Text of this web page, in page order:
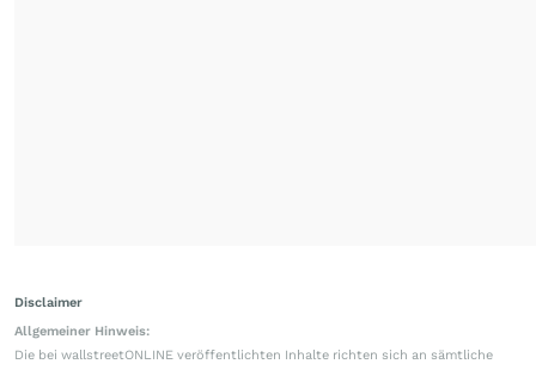
Disclaimer
Allgemeiner Hinweis:
Die bei wallstreetONLINE veröffentlichten Inhalte richten sich an sämtliche